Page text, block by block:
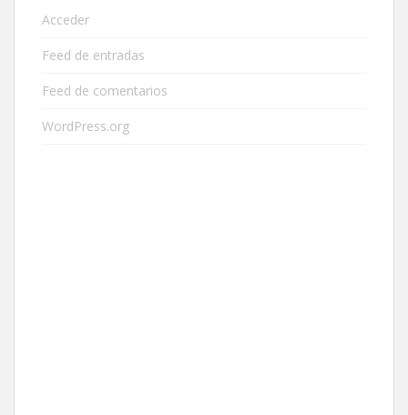
Acceder
Feed de entradas
Feed de comentarios
WordPress.org